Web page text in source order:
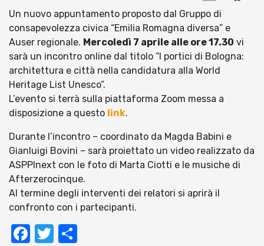
Un nuovo appuntamento proposto dal Gruppo di
consapevolezza civica “Emilia Romagna diversa” e
Auser regionale. Mercoledì 7 aprile alle ore 17.30 vi
sarà un incontro online dal titolo “I portici di Bologna:
architettura e città nella candidatura alla World
Heritage List Unesco”.
L’evento si terrà sulla piattaforma Zoom messa a
disposizione a questo link.
Durante l’incontro – coordinato da Magda Babini e
Gianluigi Bovini – sarà proiettato un video realizzato da
ASPPInext con le foto di Marta Ciotti e le musiche di
Afterzerocinque.
Al termine degli interventi dei relatori si aprirà il
confronto con i partecipanti.
Facebook
Twitter